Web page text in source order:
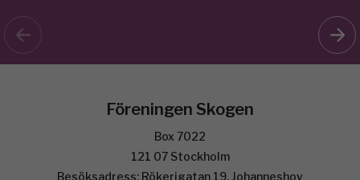
Föreningen Skogen
Box 7022
121 07 Stockholm
Besöksadress: Rökerigatan 19, Johanneshov